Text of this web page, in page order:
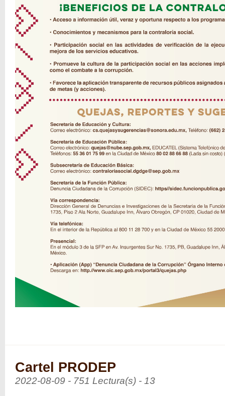
Cartel PRODEP
2022-08-09 - 751 Lectura(s) - 13